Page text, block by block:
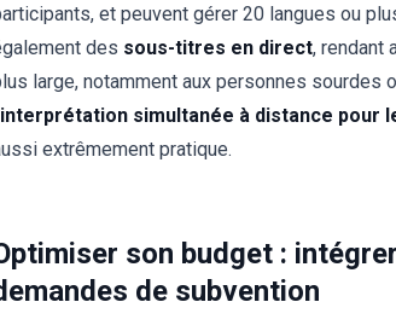
et peuvent gérer 20 langues ou
des sous-titres en direct, rendant
large, notamment aux personnes sourdes
interprétation simultanée à distance pour
extrêmement pratique.
son budget :
de subvention